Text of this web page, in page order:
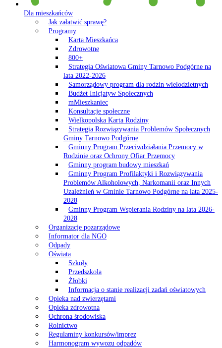
Dla mieszkańców
Jak załatwić sprawę?
Programy
Karta Mieszkańca
Zdrowotne
800+
Strategia Oświatowa Gminy Tarnowo Podgórne na
lata 2022-2026
Samorządowy program dla rodzin wielodzietnych
Budżet Inicjatyw Społecznych
mMieszkaniec
Konsultacje społeczne
Wielkopolska Karta Rodziny
Strategia Rozwiązywania Problemów Społecznych
Gminy Tarnowo Podgórne
Gminny Program Przeciwdziałania Przemocy w
Rodzinie oraz Ochrony Ofiar Przemocy
Gminny program budowy mieszkań
Gminny Program Profilaktyki i Rozwiązywania
Problemów Alkoholowych, Narkomanii oraz Innych
Uzależnień w Gminie Tarnowo Podgórne na lata 2025-
2028
Gminny Program Wspierania Rodziny na lata 2026-
2028
Organizacje pozarządowe
Informator dla NGO
Odpady
Oświata
Szkoły
Przedszkola
Żłobki
Informacja o stanie realizacji zadań oświatowych
Opieka nad zwierzętami
Opieka zdrowotna
Ochrona środowiska
Rolnictwo
Regulaminy konkursów/imprez
Harmonogram wywozu odpadów